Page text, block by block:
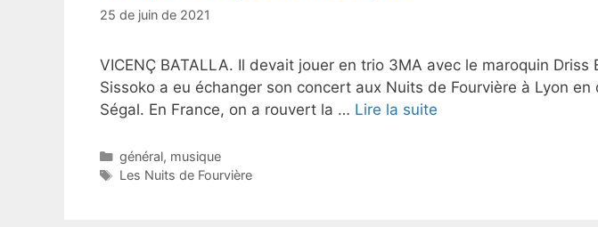
25 de juin de 2021
VICENÇ BATALLA. Il devait jouer en trio 3MA avec le maroquin
Sissoko a eu échanger son concert aux Nuits de Fourvière à Lyon
Ségal. En France, on a rouvert la … Lire la suite
Catégories
général, musique
Étiquettes
Les Nuits de Fourvière